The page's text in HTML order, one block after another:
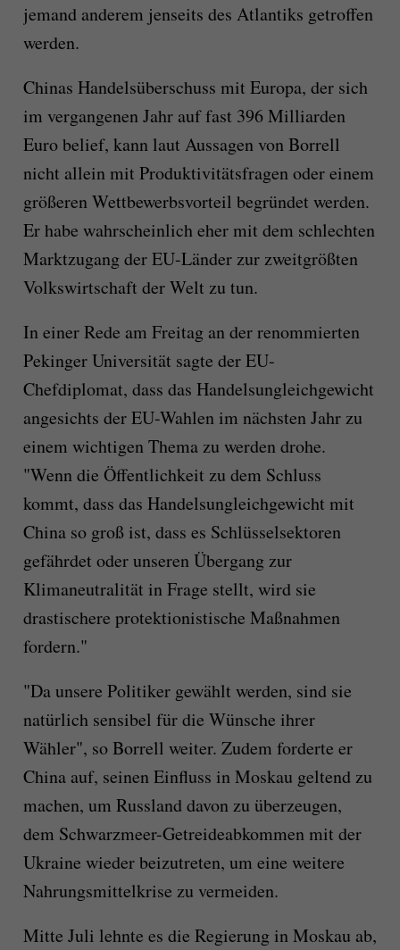
jemand anderem jenseits des Atlantiks getroffen
werden.
Chinas Handelsüberschuss mit Europa, der sich
im vergangenen Jahr auf fast 396 Milliarden
Euro belief, kann laut Aussagen von Borrell
nicht allein mit Produktivitätsfragen oder einem
größeren Wettbewerbsvorteil begründet werden.
Er habe wahrscheinlich eher mit dem schlechten
Marktzugang der EU-Länder zur zweitgrößten
Volkswirtschaft der Welt zu tun.
In einer Rede am Freitag an der renommierten
Pekinger Universität sagte der EU-
Chefdiplomat, dass das Handelsungleichgewicht
angesichts der EU-Wahlen im nächsten Jahr zu
einem wichtigen Thema zu werden drohe.
"Wenn die Öffentlichkeit zu dem Schluss
kommt, dass das Handelsungleichgewicht mit
China so groß ist, dass es Schlüsselsektoren
gefährdet oder unseren Übergang zur
Klimaneutralität in Frage stellt, wird sie
drastischere protektionistische Maßnahmen
fordern."
"Da unsere Politiker gewählt werden, sind sie
natürlich sensibel für die Wünsche ihrer
Wähler", so Borrell weiter. Zudem forderte er
China auf, seinen Einfluss in Moskau geltend zu
machen, um Russland davon zu überzeugen,
dem Schwarzmeer-Getreideabkommen mit der
Ukraine wieder beizutreten, um eine weitere
Nahrungsmittelkrise zu vermeiden.
Mitte Juli lehnte es die Regierung in Moskau ab,